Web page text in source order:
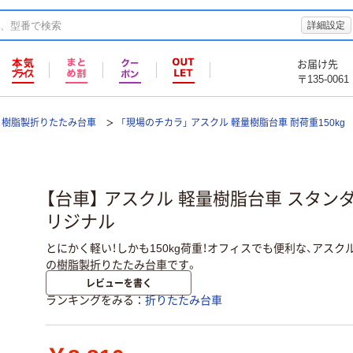
詳細設定
お届け先
〒135-0061
樹脂製折りたたみ台車 「現場のチカラ」 アスクル 軽量樹脂台車 耐荷重150kg
【台車】 アスクル 軽量樹脂台車 スタン
リジナル
とにかく軽い！しかも150kg荷重！オフィスでも便利な、アスク
の樹脂製折りたたみ台車です。
レビューを書く
ランキングをみる 折りたたみ台車